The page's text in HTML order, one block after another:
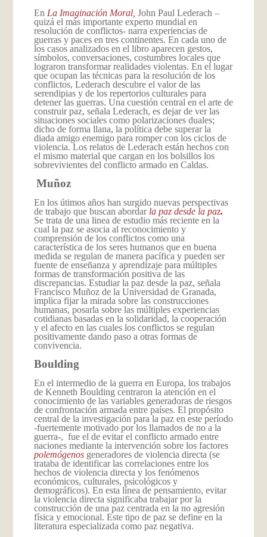
En La Imaginación Moral, John Paul Lederach –
quizá el más importante experto mundial en
resolución de conflictos- narra experiencias de
guerras y paces en tres continentes. En cada uno de
los casos analizados en el libro aparecen gestos,
símbolos, conversaciones, costumbres locales que
lograron transformar realidades violentas. En el lugar
que ocupan las técnicas para la resolución de los
conflictos, Lederach descubre el valor de las
serendipias y de los repertorios culturales para
detener las guerras. Una cuestión central en el arte de
construir paz, señala Lederach, es dejar de ver las
situaciones sociales como polarizaciones duales;
dicho de forma llana, la política debe superar la
diada amigo enemigo para romper con los ciclos de
violencia. Los relatos de Lederach están hechos con
el mismo material que cargan en los bolsillos los
sobrevivientes del conflicto armado en Caldas.
Muñoz
En los útimos años han surgido nuevas perspectivas
de trabajo que buscan abordar la paz desde la paz.
Se trata de una linea de estudio más reciente en la
cual la paz se asocia al reconocimiento y
comprensión de los conflictos como una
característica de los seres humanos que en buena
medida se regulan de manera pacífica y pueden ser
fuente de enseñanza y aprendizaje para múltiples
formas de transformación positiva de las
discrepancias. Estudiar la paz desde la paz, señala
Francisco Muñoz de la Universidad de Granada,
implica fijar la mirada sobre las construcciones
humanas, posarla sobre las múltiples experiencias
cotidianas basadas en la solidaridad, la cooperación
y el afecto en las cuales los conflictos se regulan
positivamente dando paso a otras formas de
convivencia.
Boulding
En el intermedio de la guerra en Europa, los trabajos
de Kenneth Boulding centraron la atención en el
conocimiento de las variables generadoras de riesgos
de confrontación armada entre países. El propósito
central de la investigación para la paz en este período
-fuertemente motivado por los llamados de no a la
guerra-, fue el de evitar el conflicto armado entre
naciones mediante la intervención sobre los factores
polemógenosgeneradores de violencia directa (se
trataba de identificar las correlaciones entre los
hechos de violencia directa y los fenómenos
económicos, culturales, psicológicos y
demográficos). En esta línea de pensamiento, evitar
la violencia directa significaba trabajar por la
construcción de una paz centrada en la no agresión
física y emocional. Este tipo de paz se define en la
literatura especializada como paz negativa.